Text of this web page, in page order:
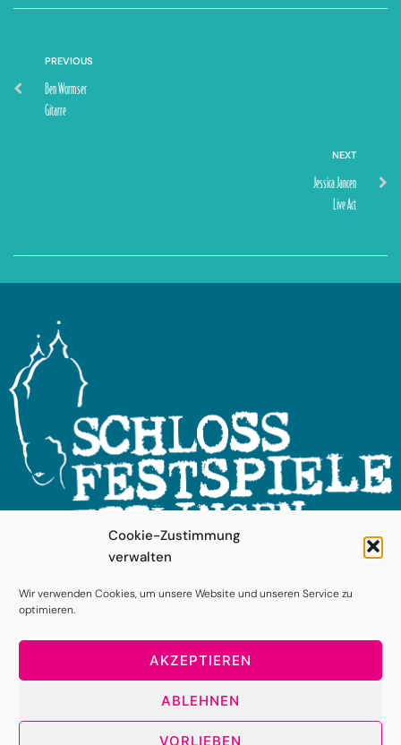
Cookie-Zustimmung
verwalten
Wir verwenden Cookies, um unsere Website und unseren Service zu
optimieren.
AKZEPTIEREN
ABLEHNEN
VORLIEBEN
PREVIOUS
Ben Wormser
Gitarre
NEXT
Jessica Jancen
Live Act
FOLGEN SIE UNS!